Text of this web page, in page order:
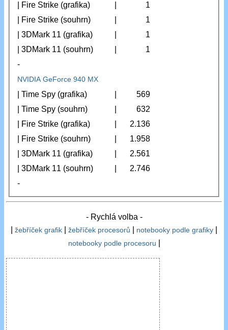
| Fire Strike (grafika)
1
| Fire Strike (souhrn)
1
| 3DMark 11 (grafika)
1
| 3DMark 11 (souhrn)
1
-
NVIDIA GeForce 940 MX
| Time Spy (grafika)
569
| Time Spy (souhrn)
632
| Fire Strike (grafika)
2.136
| Fire Strike (souhrn)
1.958
| 3DMark 11 (grafika)
2.561
| 3DMark 11 (souhrn)
2.746
-
- Rychlá volba -
žebříček grafik žebříček procesorů notebooky podle grafiky
notebooky podle procesoru